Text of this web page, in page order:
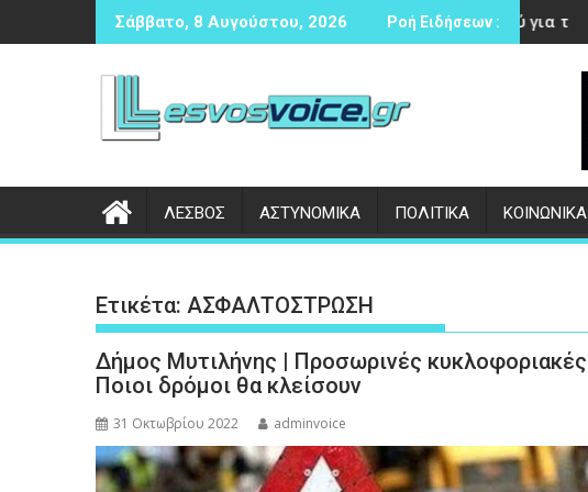
στο
Σάββατο, 8 Αυγούστου, 2026 Ροή Ειδήσεων :
Δικογραφία σε βάρος 23χρονου ημεδαπού για τροχαίο στην Πέτρα
Συνάντηση
ΛΕΣΒΟΣ ΑΣΤΥΝΟΜΙΚΑ ΠΟΛΙΤΙΚΑ ΚΟΙΝΩΝΙΚΑ
Ετικέτα: ΑΣΦΑΛΤΟΣΤΡΩΣΗ
Δήμος Μυτιλήνης | Προσωρινές
Ποιοι δρόμοι θα κλείσουν
31 Οκτωβρίου 2022 adminvoice